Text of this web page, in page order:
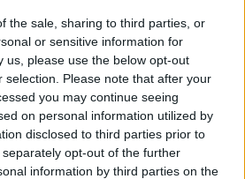
the sale, sharing to third parties, or
or sensitive information for
us, please use the below opt-out
selection. Please note that after your
you may continue seeing
on personal information utilized by
disclosed to third parties prior to
opt-out of the further
information by third parties on the